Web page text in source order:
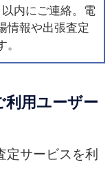
内にご連絡。電
情報や出張査定
利用ユーザー
定サービスを利